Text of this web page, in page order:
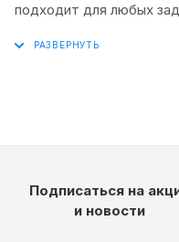
подходит для любых
Подписаться на
и новости